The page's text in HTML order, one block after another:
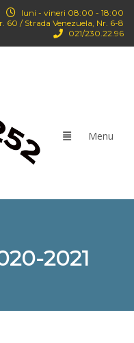
luni - vineri 08:00 - 18:00
60 / Strada Venezuela, Nr. 6-8
021/‪230.22.96‬
2021